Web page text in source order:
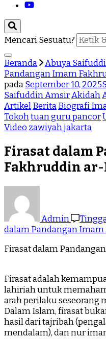
Mencari Sesuatu?
Beranda Abuya
Pandangan Imam
padaSeptember 10, 2025
Saifuddin AmsirAkidah
ArtikelBeritaBiografi
Tokohtuan guru pancor
Video zawiyah jakarta
Firasat dalam
Fakhruddin ar-
Admin
dalam Pandangan
Firasat dalam
Firasat adalah
lahiriah untuk
arah perilaku seseorang
Dalam Islam, firasat
hasil dari tajribah
mendalam), dan nur